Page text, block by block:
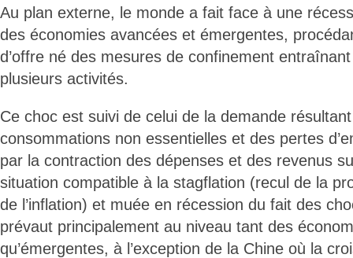
Au plan externe, le monde a fait face à une
des économies avancées et émergentes,
d’offre né des mesures de confinement
plusieurs activités.
Ce choc est suivi de celui de la demande
consommations non essentielles et des pertes
par la contraction des dépenses et des revenus
situation compatible à la stagflation (recul de la
de l’inflation) et muée en récession du fait des
prévaut principalement au niveau tant des
qu’émergentes, à l’exception de la Chine où la